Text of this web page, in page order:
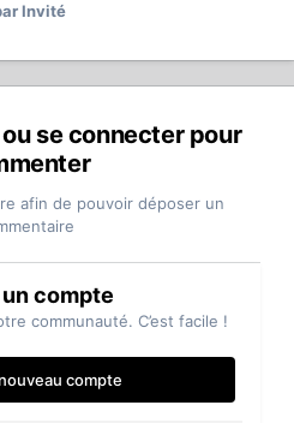
Invité
se connecter pour
afin de pouvoir déposer un
compte
communauté. C’est facile !
compte